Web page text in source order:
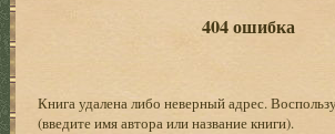
404 ошибка
Книга удалена либо неверный адрес.
(введите имя автора или название книги).